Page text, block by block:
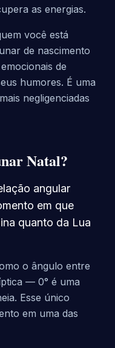
as energias.
você está
de nascimento
de
humores. É uma
negligenciadas
Natal?
angular
em que
quanto da Lua
o ângulo entre
— 0° é uma
Esse único
em uma das